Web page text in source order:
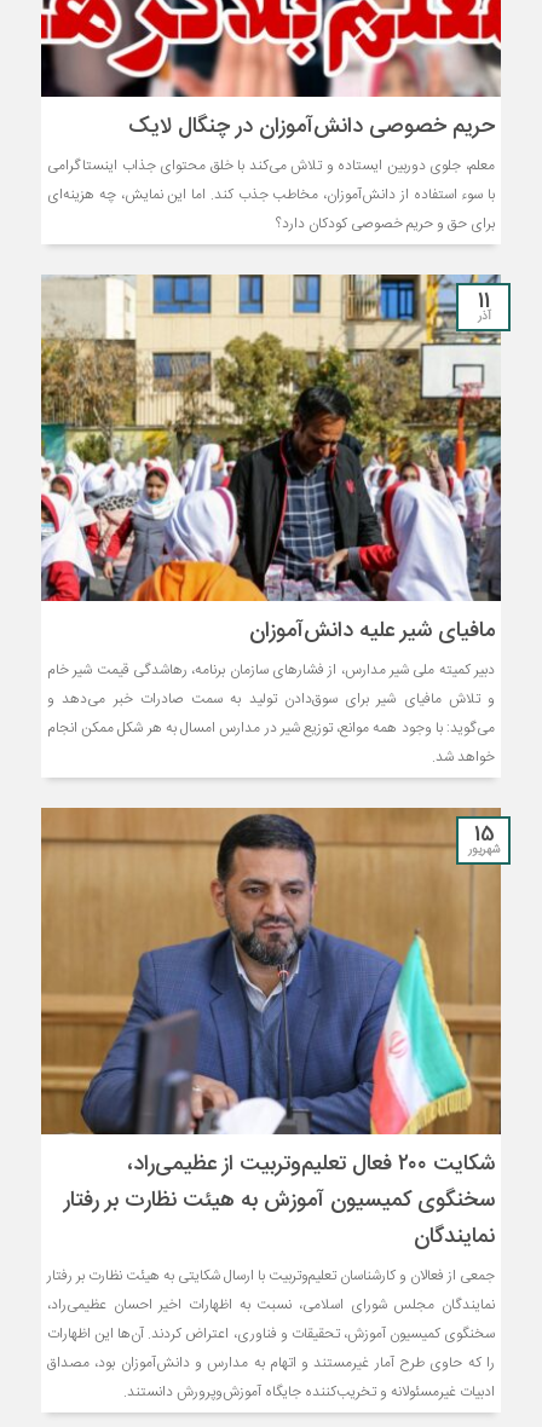
حریم خصوصی دانش‌آموزان در چنگال لایک
معلم، جلوی دوربین ایستاده و تلاش می‌کند با خلق محتوای جذاب اینستاگرامی
با سوء استفاده از دانش‌آموزان، مخاطب جذب کند. اما این نمایش، چه هزینه‌ای
برای حق و حریم خصوصی کودکان دارد؟
11
آذر
مافیای شیر علیه دانش‌آموزان
دبیر کمیته ملی شیر مدارس، از فشارهای سازمان برنامه، رهاشدگی قیمت شیر خام
و تلاش مافیای شیر برای سوق‌دادن تولید به سمت صادرات خبر می‌دهد و
می‌گوید: با وجود همه موانع، توزیع شیر در مدارس امسال به هر شکل ممکن انجام
خواهد شد.
15
شهریور
شکایت ۲۰۰ فعال تعلیم‌وتربیت از عظیمی‌راد،
سخنگوی کمیسیون آموزش به هیئت نظارت بر رفتار
نمایندگان
جمعی از فعالان و کارشناسان تعلیم‌وتربیت با ارسال شکایتی به هیئت نظارت بر رفتار
نمایندگان مجلس شورای اسلامی، نسبت به اظهارات اخیر احسان عظیمی‌راد،
سخنگوی کمیسیون آموزش، تحقیقات و فناوری، اعتراض کردند. آن‌ها این اظهارات
را که حاوی طرح آمار غیرمستند و اتهام به مدارس و دانش‌آموزان بود، مصداق
ادبیات غیرمسئولانه و تخریب‌کننده جایگاه آموزش‌وپرورش دانستند.